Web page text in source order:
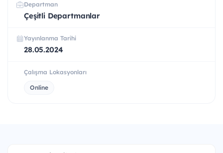
Departman
Çeşitli Departmanlar
Yayınlanma Tarihi
28.05.2024
Çalışma Lokasyonları
Online